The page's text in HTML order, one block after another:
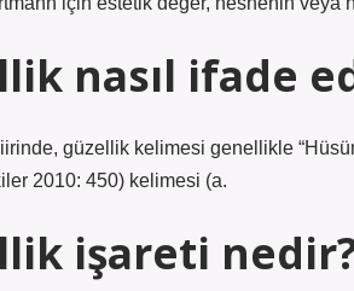
nasıl ifade
güzellik kelimesi genellikle
2010: 450) kelimesi (a.
işareti